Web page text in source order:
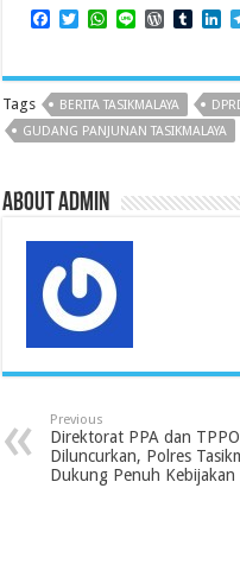
F
e
b
o
o
T
t
t
e
r
W
t
s
A
p
L
e
W
d
P
r
e
T
b
l
r
L
k
e
d
I
Tags BERITA TASIKMALAYA
GUDANG PANJUNAN TASIKMALAYA
About admin
Previous
Direktorat PPA dan TPPO
Diluncurkan, Polres
Dukung Penuh Kebijakan